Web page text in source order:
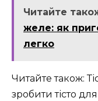
Читайте
желе: як
легко
Читайте також:
зробити тісто